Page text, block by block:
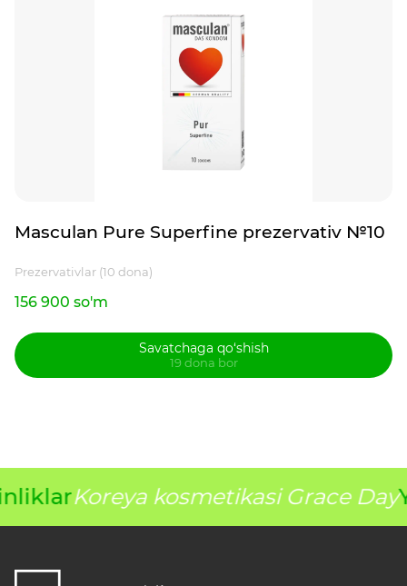
Masculan Pure Superfine prezervativ №10
Prezervativlar (10 dona)
156 900 so'm
Savatchaga qo‘shish
19 dona bor
Koreya kosmetikasi Grace Day